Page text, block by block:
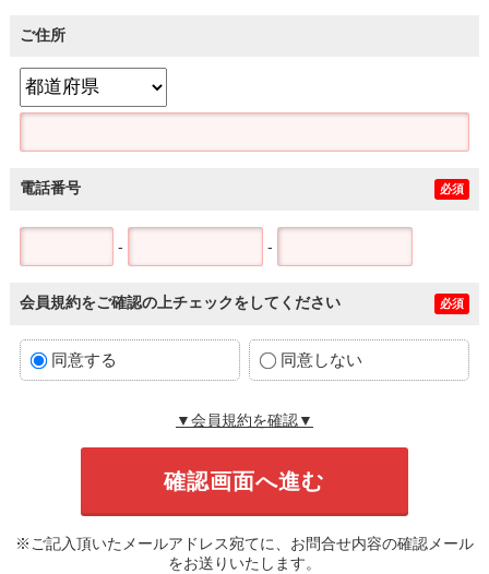
ご住所
電話番号 必須
- -
会員規約をご確認の上チェックをしてください 必須
同意する 同意しない
▼会員規約を確認▼
※ご記入頂いたメールアドレス宛てに、お問合せ内容の確認メール
をお送りいたします。